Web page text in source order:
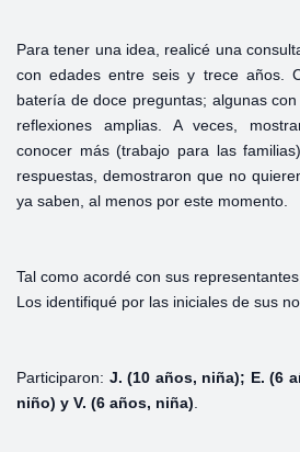
Para tener una idea, realicé una
con edades entre seis y trece años.
batería de doce preguntas; algunas
reflexiones amplias. A veces,
conocer más (trabajo para las
respuestas, demostraron que no
ya saben, al menos por este momento.
Tal como acordé con sus
Los identifiqué por las iniciales de sus
Participaron: J. (10 años, niña); E. (6
niño) y V. (6 años, niña)